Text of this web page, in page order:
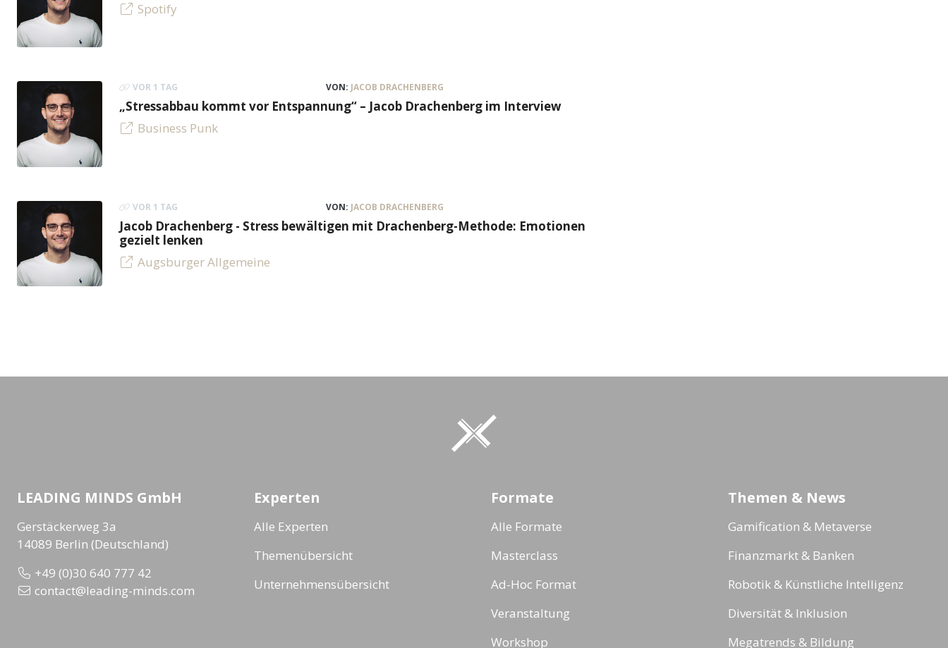
Spotify
VOR 1 TAG VON: JACOB DRACHENBERG
„Stressabbau kommt vor Entspannung“ – Jacob Drachenberg im Interview
Business Punk
VOR 1 TAG VON: JACOB DRACHENBERG
Jacob Drachenberg - Stress bewältigen mit Drachenberg-Methode: Emotionen
gezielt lenken
Augsburger Allgemeine
LEADING MINDS GmbH
Gerstäckerweg 3a
14089 Berlin (Deutschland)
+49 (0)30 640 777 42
contact@leading-minds.com
Experten
Alle Experten
Themenübersicht
Unternehmensübersicht
Formate
Alle Formate
Masterclass
Ad-Hoc Format
Veranstaltung
Workshop
Themen & News
Gamification & Metaverse
Finanzmarkt & Banken
Robotik & Künstliche Intelligenz
Diversität & Inklusion
Megatrends & Bildung